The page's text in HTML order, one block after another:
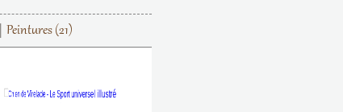
Peintures (21)